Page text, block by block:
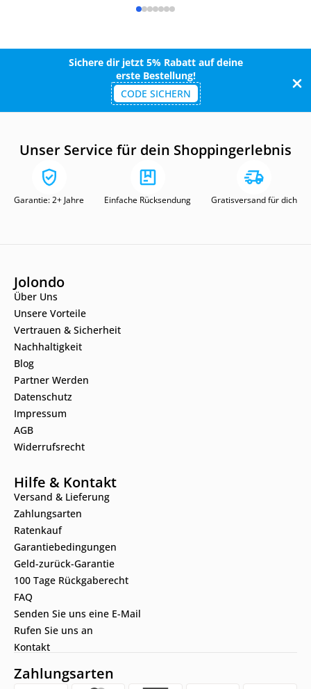
Sichere dir jetzt 5% Rabatt auf deine
erste Bestellung!
CODE SICHERN
Unser Service für dein Shoppingerlebnis
Garantie: 2+ Jahre Einfache Rücksendung Gratisversand für dich
Jolondo
Über Uns
Unsere Vorteile
Vertrauen & Sicherheit
Nachhaltigkeit
Blog
Partner Werden
Datenschutz
Impressum
AGB
Widerrufsrecht
Hilfe & Kontakt
Versand & Lieferung
Zahlungsarten
Ratenkauf
Garantiebedingungen
Geld-zurück-Garantie
100 Tage Rückgaberecht
FAQ
Senden Sie uns eine E-Mail
Rufen Sie uns an
Kontakt
Zahlungsarten